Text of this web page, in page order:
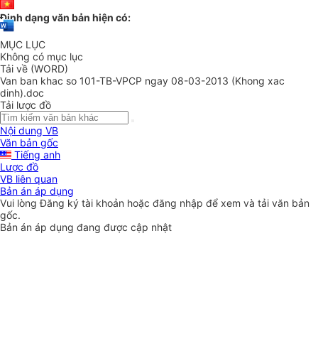
Định dạng văn bản hiện có:
MỤC LỤC
Không có mục lục
Tải về (WORD)
Van ban khac so 101-TB-VPCP ngay 08-03-2013 (Khong xac
dinh).doc
Tải lược đồ
Nội dung VB
Văn bản gốc
Tiếng anh
Lược đồ
VB liên quan
Bản án áp dụng
Vui lòngĐăng ký tài khoản hoặc đăng nhập để xem và tải văn bản
gốc.
Bản án áp dụng đang được cập nhật